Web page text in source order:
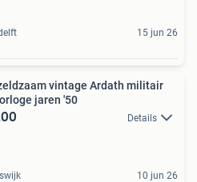
15 jun 26
vintage Ardath militair
jaren '50
Details
10 jun 26